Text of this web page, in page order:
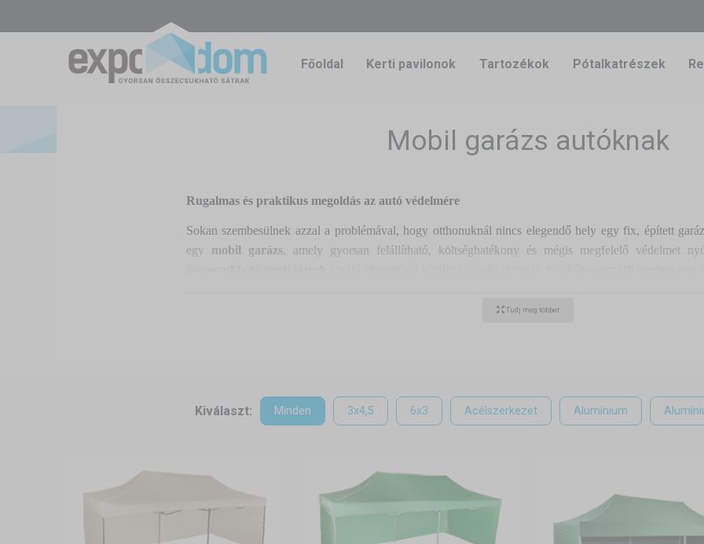
Főoldal Kerti pavilonok Tartozékok Pótalkatrészek
Mobil garázs autóknak
Rugalmas és praktikus megoldás az autó védelmére
Sokan szembesülnek azzal a problémával, hogy otthonuknál nincs elegendő hely egy fix, épített
egy mobil garázs, amely gyorsan felállítható, költséghatékony és mégis megfelelő védelmet
Miért jó választás egy összecsukható parti sátor autó garázsnak?
Tudj meg többet
Kiválaszt: Minden 3x4,5 6x3 Acélszerkezet Alumínium